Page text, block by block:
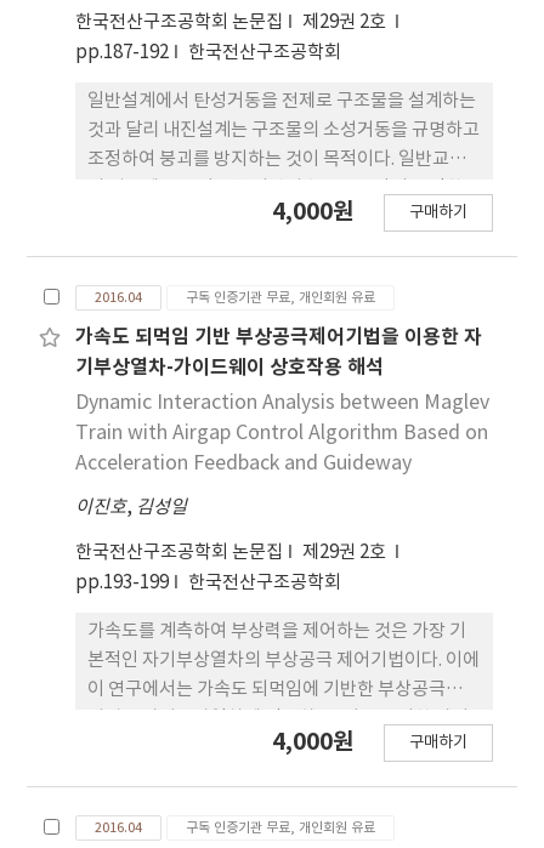
BCM의 FSI 해석에 CSS 기법을 이용할 시 나타나는
수치 불안정성을 개선할 수 있음을 확인하였다.
한국전산구조공학회 논문집
제29권 2호
pp.187-192
한국전산구조공학회
일반설계에서 탄성거동을 전제로 구조물을 설계하는
것과 달리 내진설계는 구조물의 소성거동을 규명하고
조정하여 붕괴를 방지하는 것이 목적이다. 일반교량
구조부재의 소성거동으로 낙교를 방지하여 지진발생
각 경우에 적절한 조치가 요구된다. 도로교설계기준
은 교각기둥에서 소성힌지를 형성하여 연성붕괴기구
를 구성하는 설계방식과 함께 철근콘크리트 교각을
하부구조로 하는 교량을 대상으로 연결부분의 항복을
이용하여 취성붕괴기구를 구성하는 연성도 내진설계
를 부록으로 제시하고 있다. 이 연구에서는 철근콘크
리트 교각기둥과 강재받침으로 설계된 일반교량을 선
정하고 연성붕괴기구와 취성붕괴기구를 모두 고려한
붕괴방지 설계절차 및 도로교설계기준에 요구되는 수
정사항을 제안하였다.
4,000원 구매하기
2016.04 구독 인증기관 무료, 개인회원 유료
가속도 되먹임 기반 부상공극제어기법을 이용한 자
기부상열차-가이드웨이 상호작용 해석
Dynamic Interaction Analysis between Maglev
Train with Airgap Control Algorithm Based on
Acceleration Feedback and Guideway
이진호, 김성일
한국전산구조공학회 논문집
제29권 2호
pp.193-199
한국전산구조공학회
가속도를 계측하여 부상력을 제어하는 것은 가장 기
본적인 자기부상열차의 부상공극 제어기법이다. 이에
이 연구에서는 가속도 되먹임에 기반한 부상공극제어
부상열차-가이드웨이 상호작용계의 동적거동 해석기
행하였다. 해석 결과를 통해 가속도 되먹임에 기반한
4,000원 구매하기
2016.04 구독 인증기관 무료, 개인회원 유료